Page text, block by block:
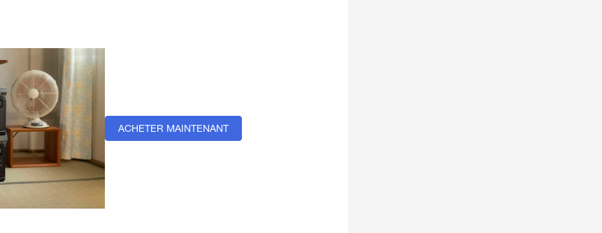
ACHETER MAINTENANT